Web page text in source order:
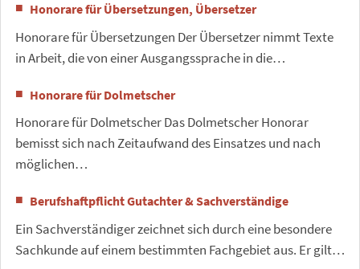
Honorare für Übersetzungen, Übersetzer
Honorare für Übersetzungen Der Übersetzer nimmt Texte
in Arbeit, die von einer Ausgangssprache in die…
Honorare für Dolmetscher
Honorare für Dolmetscher Das Dolmetscher Honorar
bemisst sich nach Zeitaufwand des Einsatzes und nach
möglichen…
Berufshaftpflicht Gutachter & Sachverständige
Ein Sachverständiger zeichnet sich durch eine besondere
Sachkunde auf einem bestimmten Fachgebiet aus. Er gilt…